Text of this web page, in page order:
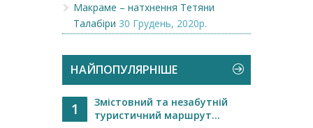
Макраме – натхнення Тетяни
Талабіри 30 Грудень, 2020р.
НАЙПОПУЛЯРНІШЕ
1
Змістовний та незабутній
туристичний маршрут...